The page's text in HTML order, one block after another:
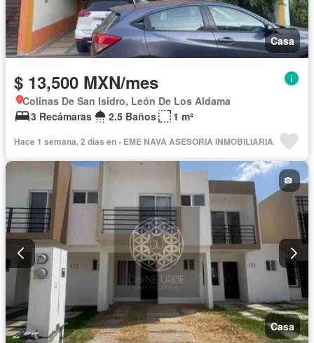
Casa
$ 13,500 MXN/mes
Colinas De San Isidro, León De Los Aldama
3 Recámaras
2.5 Baños 1 m²
Hace 1 semana, 2 días en - EME NAVA ASESORIA INMOBILIARIA
Casa